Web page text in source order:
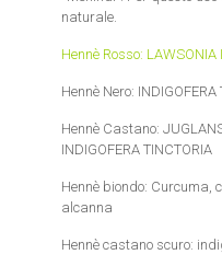
naturale.
Hennè Rosso: LAWSONIA
Hennè Nero: INDIGOFERA
Hennè Castano:
INDIGOFERA TINCTORIA
Hennè biondo:
alcanna
Hennè castano scuro: